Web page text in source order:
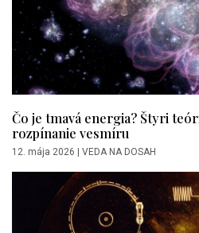
Čo je tmavá energia? Štyri
rozpínanie vesmíru
12. mája 2026 | VEDA NA DOSAH